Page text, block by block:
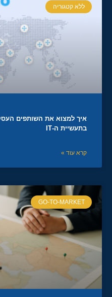
ללא קטגוריה
איך למצוא את השותפים
בתעשיית ה-IT
קרא עוד »
GO-TO-MARKET